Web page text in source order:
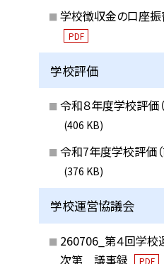
学校徴収金の口座振
PDF
学校評価
令和８年度学校評価（
(406 KB)
令和7年度学校評価（
(376 KB)
学校運営協議会
260706_第４回学校
次第 議事録
PDF